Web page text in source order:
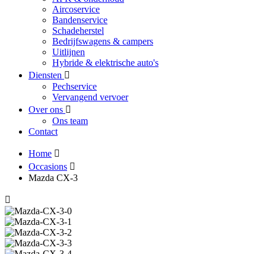
Aircoservice
Bandenservice
Schadeherstel
Bedrijfswagens & campers
Uitlijnen
Hybride & elektrische auto's
Diensten
Pechservice
Vervangend vervoer
Over ons
Ons team
Contact
Home
Occasions
Mazda CX-3